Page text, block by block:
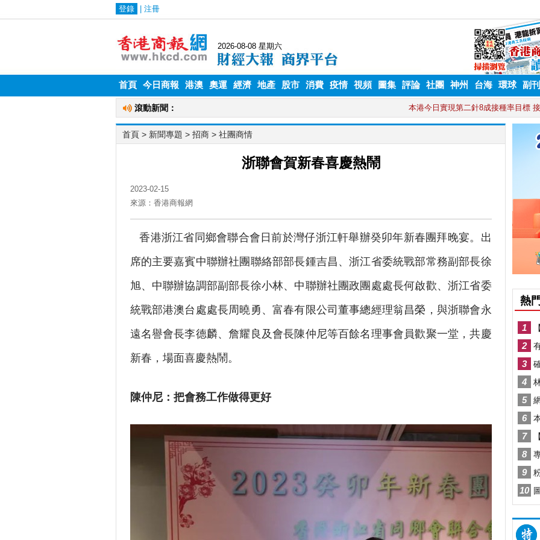
首頁 今日商報 港澳 奧運 經濟 地產 股市 消費 疫情 視頻 圖集 評論 社團 神州 台海 環球 副刊
首頁 > 新聞專題 > 招商 > 社團商情
浙聯會賀新春喜慶熱鬧
2023-02-15
來源：香港商報網
香港浙江省同鄉會聯合會日前於灣仔浙江軒舉辦癸卯年新春團拜晚宴。出
席的主要嘉賓中聯辦社團聯絡部部長鍾吉昌、浙江省委統戰部常務副部長徐
旭、中聯辦協調部副部長徐小林、中聯辦社團政團處處長何啟歡、浙江省委
統戰部港澳台處處長周曉勇、富春有限公司董事總經理翁昌榮，與浙聯會永
遠名譽會長李德麟、詹耀良及會長陳仲尼等百餘名理事會員歡聚一堂，共慶
新春，場面喜慶熱鬧。
陳仲尼：把會務工作做得更好